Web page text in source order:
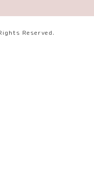
Reserved.